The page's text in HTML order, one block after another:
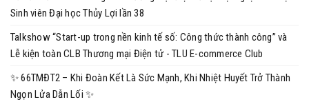
Sinh viên Đại học Thủy Lợi lần 38
Talkshow “Start-up trong nền kinh tế số: Công thức thành công” và
Lễ kiện toàn CLB Thương mại Điện tử - TLU E-commerce Club
✨ 66TMĐT2 – Khi Đoàn Kết Là Sức Mạnh, Khi Nhiệt Huyết Trở Thành
Ngọn Lửa Dẫn Lối ✨